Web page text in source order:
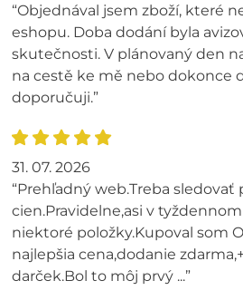
“Objednával jsem zboží, které
eshopu. Doba dodání byla
skutečnosti. V plánovaný den
na cestě ke mě nebo dokonce
doporučuji.”
31. 07. 2026
“Prehľadný web.Treba sledovať
cien.Pravidelne,asi v
niektoré položky.Kupoval som
najlepšia cena,dodanie
darček.Bol to môj prvý ...”